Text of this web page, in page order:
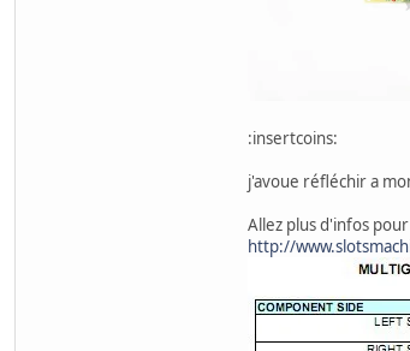
:insertcoins:
j'avoue réfléchir a
Allez plus d'infos
http://